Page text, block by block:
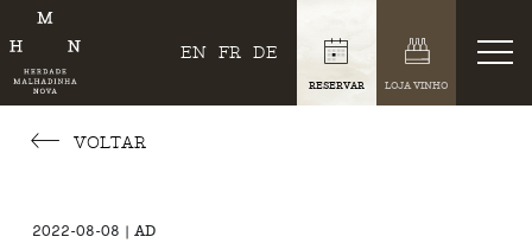
EN FR DE
RESERVAR LOJA VINHO
VOLTAR
2022-08-08 | AD